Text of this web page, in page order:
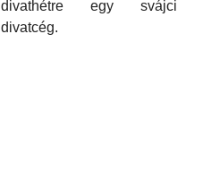
divathétre egy svájci
divatcég.